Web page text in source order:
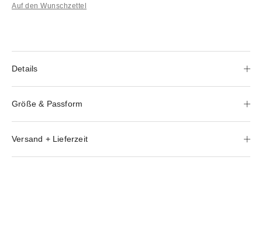
Auf den Wunschzettel
Details
Größe & Passform
Versand + Lieferzeit